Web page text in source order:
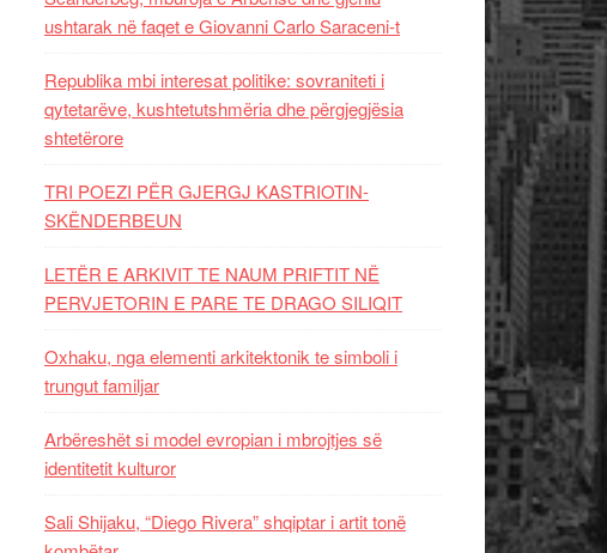
ushtarak në faqet e Giovanni Carlo Saraceni-t
Republika mbi interesat politike: sovraniteti i
qytetarëve, kushtetutshmëria dhe përgjegjësia
shtetërore
TRI POEZI PËR GJERGJ KASTRIOTIN-
SKËNDERBEUN
LETËR E ARKIVIT TE NAUM PRIFTIT NË
PERVJETORIN E PARE TE DRAGO SILIQIT
Oxhaku, nga elementi arkitektonik te simboli i
trungut familjar
Arbëreshët si model evropian i mbrojtjes së
identitetit kulturor
Sali Shijaku, “Diego Rivera” shqiptar i artit tonë